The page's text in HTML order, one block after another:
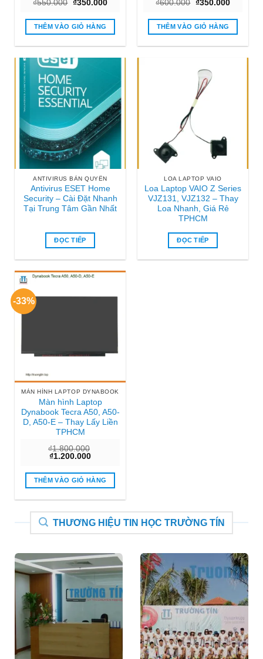
₫550.000 Giá
là:
₫550.000.
₫350.000Giá
tại
₫350.000.
THÊM VÀO GIỎ HÀNG
₫600.000 Giá
là:
₫600.000.
₫350.000Giá
tại
THÊM VÀO GIỎ HÀNG
ANTIVIRUS BẢN QUYỀN
Antivirus ESET Home
Security – Cài Đặt Nhanh
Tại Trung Tâm Gần Nhất
ĐỌC TIẾP
LOA LAPTOP VAIO
Loa Laptop VAIO Z Series
VJZ131, VJZ132 – Thay
Loa Nhanh, Giá Rẻ
TPHCM
ĐỌC TIẾP
-33%
MÀN HÌNH LAPTOP DYNABOOK
Màn hình Laptop
Dynabook Tecra A50, A50-
D, A50-E – Thay Lấy Liền
TPHCM
₫1.800.000
Giá
là:
₫1.800.000.
₫1.200.000Giá
tại
là:
₫1.200.000.
THÊM VÀO GIỎ HÀNG
THƯƠNG HIỆU TIN HỌC TRƯỜNG TÍN